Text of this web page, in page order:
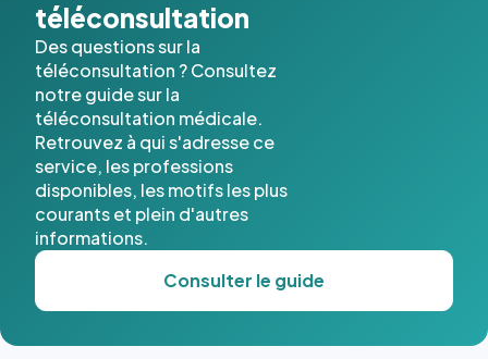
téléconsultation
Des questions sur la
téléconsultation ? Consultez
notre guide sur la
téléconsultation médicale.
Retrouvez à qui s'adresse ce
service, les professions
disponibles, les motifs les plus
courants et plein d'autres
informations.
Consulter le guide